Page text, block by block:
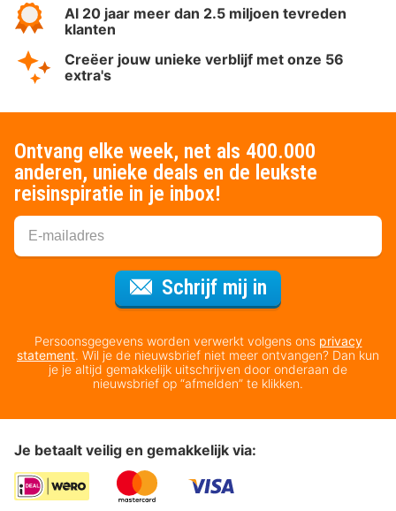
Al 20 jaar meer dan 2.5 miljoen tevreden
klanten
Creëer jouw unieke verblijf met onze 56
extra's
Ontvang elke week, net als 400.000
anderen, unieke deals en de leukste
reisinspiratie in je inbox!
Schrijf mij in
Persoonsgegevens worden verwerkt volgens ons privacy
statement. Wil je de nieuwsbrief niet meer ontvangen? Dan kun
je je altijd gemakkelijk uitschrijven door onderaan de
nieuwsbrief op “afmelden” te klikken.
Je betaalt veilig en gemakkelijk via: